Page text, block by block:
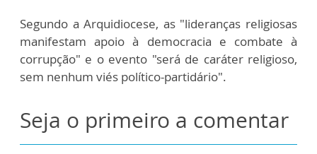
Segundo a Arquidiocese, as "lideranças religiosas
manifestam apoio à democracia e combate à
corrupção" e o evento "será de caráter religioso,
sem nenhum viés político-partidário".
Seja o primeiro a comentar